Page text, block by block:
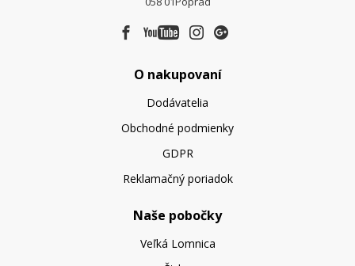
O nakupovaní
Dodávatelia
Obchodné podmienky
GDPR
Reklamačný poriadok
Naše pobočky
Veľká Lomnica